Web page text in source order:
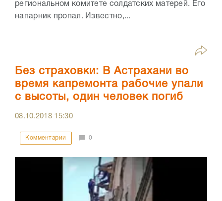
региональном комитете солдатских матерей. Его
напарник пропал. Известно,...
Без страховки: В Астрахани во
время капремонта рабочие упали
с высоты, один человек погиб
08.10.2018 15:30
Комментарии 0